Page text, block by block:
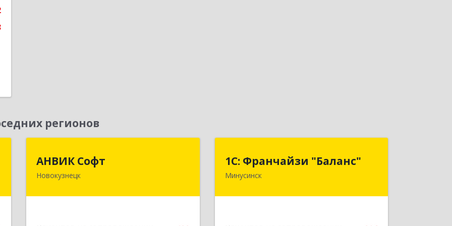
регионов
АНВИК Софт
Новокузнецк654079, Кемеровская область -
1С: Франчайзи "Баланс"
Минусинск
1С: Франчайзи "Баланс"